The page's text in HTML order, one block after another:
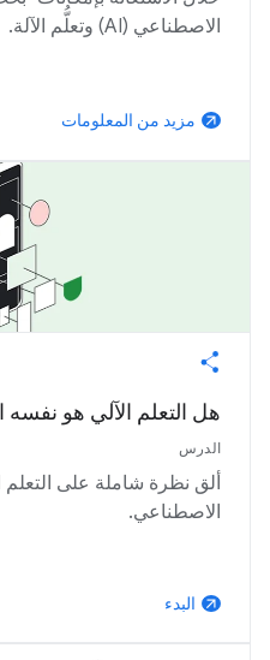
الاصطناعي (AI) وتعلُّم الآلة.
arrow_outward مزيد من المعلومات
هل التعلم الآلي هو نفسه
الدرس
ألق نظرة شاملة على التعلم
الاصطناعي.
arrow_outward البدء